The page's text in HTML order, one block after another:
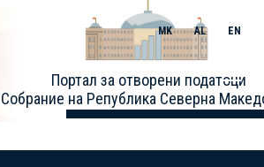
Портал за отворени податоци
Собрание на Република Северна
MK AL EN
Toggle